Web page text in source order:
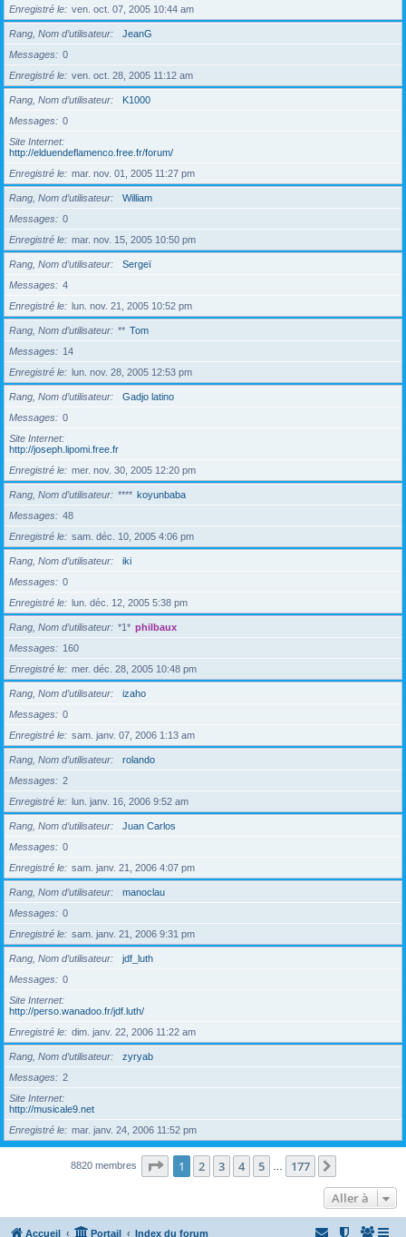
Enregistré le
ven. oct. 07, 2005 10:44 am
Rang, Nom d’utilisateur
JeanG
Messages
0
Enregistré le
ven. oct. 28, 2005 11:12 am
Rang, Nom d’utilisateur
K1000
Messages
0
Site Internet
http://elduendeflamenco.free.fr/forum/
Enregistré le
mar. nov. 01, 2005 11:27 pm
Rang, Nom d’utilisateur
William
Messages
0
Enregistré le
mar. nov. 15, 2005 10:50 pm
Rang, Nom d’utilisateur
Sergeï
Messages
4
Enregistré le
lun. nov. 21, 2005 10:52 pm
Rang, Nom d’utilisateur ** Tom
Messages
14
Enregistré le
lun. nov. 28, 2005 12:53 pm
Rang, Nom d’utilisateur
Gadjo latino
Messages
0
Site Internet
http://joseph.lipomi.free.fr
Enregistré le
mer. nov. 30, 2005 12:20 pm
Rang, Nom d’utilisateur **** koyunbaba
Messages
48
Enregistré le
sam. déc. 10, 2005 4:06 pm
Rang, Nom d’utilisateur
iki
Messages
0
Enregistré le
lun. déc. 12, 2005 5:38 pm
Rang, Nom d’utilisateur *1* philbaux
Messages
160
Enregistré le
mer. déc. 28, 2005 10:48 pm
Rang, Nom d’utilisateur
izaho
Messages
0
Enregistré le
sam. janv. 07, 2006 1:13 am
Rang, Nom d’utilisateur
rolando
Messages
2
Enregistré le
lun. janv. 16, 2006 9:52 am
Rang, Nom d’utilisateur
Juan Carlos
Messages
0
Enregistré le
sam. janv. 21, 2006 4:07 pm
Rang, Nom d’utilisateur
manoclau
Messages
0
Enregistré le
sam. janv. 21, 2006 9:31 pm
Rang, Nom d’utilisateur
jdf_luth
Messages
0
Site Internet
http://perso.wanadoo.fr/jdf.luth/
Enregistré le
dim. janv. 22, 2006 11:22 am
Rang, Nom d’utilisateur
zyryab
Messages
2
Site Internet
http://musicale9.net
Enregistré le
mar. janv. 24, 2006 11:52 pm
8820 membres Page 1sur177
1 2 3 4 5 177
Aller à
Accueil Portail Index du forum